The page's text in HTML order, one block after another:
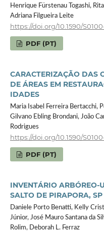
Henrique Fürstenau Togashi,
Adriana Filgueira Leite
https://doi.org/10.1590/
PDF (PT)
CARACTERIZAÇÃO DAS
DE ÁREAS EM
IDADES
Maria Isabel Ferreira Bertacchi,
Gilvano Ebling Brondani, João
Rodrigues
https://doi.org/10.1590/
PDF (PT)
INVENTÁRIO
SALTO DE PIRAPORA, SP
Daniele Porto Benatti, Kelly
Júnior, José Mauro Santana da
Rolim, Deborah L. Ferraz